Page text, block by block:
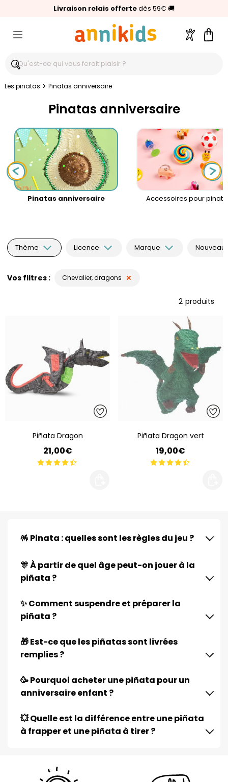
Livraison relais offertedès 59€ 🚚
🥇Palmarès Capital 2025 :Annikids N°1
⭐⭐⭐⭐⭐4,6/5(24 000 avis clients)
Compte
Les pinatas > Pinatas anniversaire
Pinatas anniversaire
Pinatas anniversaire Accessoires pour
Thème Licence Marque
Vos filtres Chevalier, dragons
2 produits
Piñata Dragon
21,00€
Piñata Dragon vert
19,00€
🪅 Pinata : quelles sont les règles du jeu ?
🎊 À partir de quel âge peut-on jouer à la
piñata ?
✨ Comment suspendre et préparer la
piñata ?
🎁 Est-ce que les piñatas sont livrées
remplies ?
🥳 Pourquoi acheter une piñata pour un
anniversaire enfant ?
💥 Quelle est la différence entre une piñata
à frapper et une piñata à tirer ?